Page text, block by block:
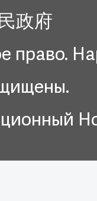
政府
право.